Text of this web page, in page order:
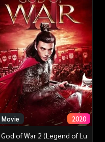
Movie 2020
God of War 2 (Legend of Lu